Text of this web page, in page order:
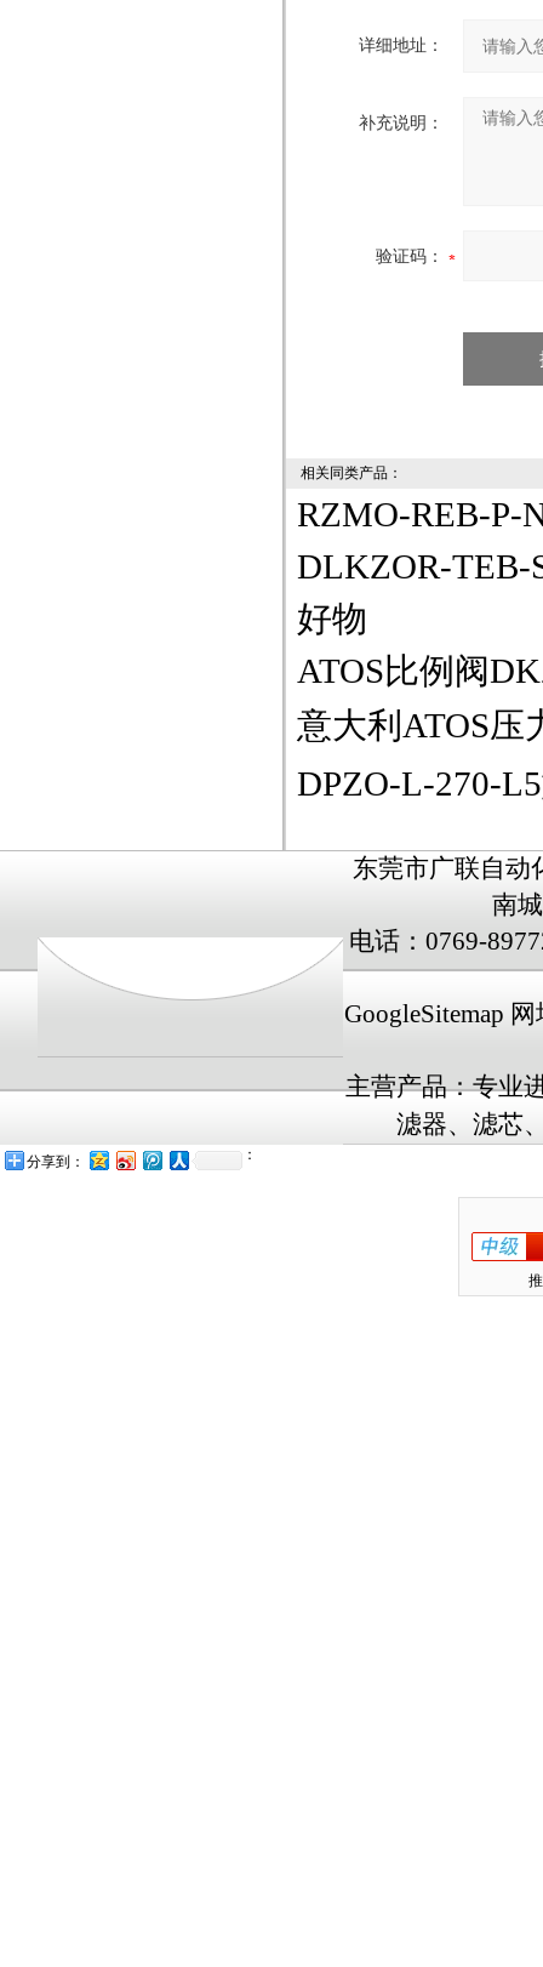
详细地址：
补充说明：
验证码：
相关同类产品：
RZMO-REB-P-
DLKZOR-TEB-
好物
​ATOS比例阀
意大利ATOS压
DPZO-L-270-
东莞市广联自动
南
电话：0769-
GoogleSitemap
主营产品：专业
滤器、滤芯
：
分享到：